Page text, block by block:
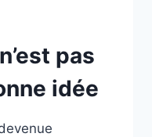
pas
idée